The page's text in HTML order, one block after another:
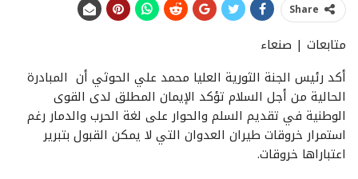
Share
متابعات | صنعاء
أكد رئيس الجنة الثورية العليا محمد علي الحوثي أن المبادرة
الحالية من أجل السلام تؤكد الإيمان المطلق لدى القوى
الوطنية في تقديم السلم والحوار على لغة الحرب والدمار رغم
استمرار خروقات طيران العدوان التي لا يمكن القبول بتبرير
اعتباراها خروقات.